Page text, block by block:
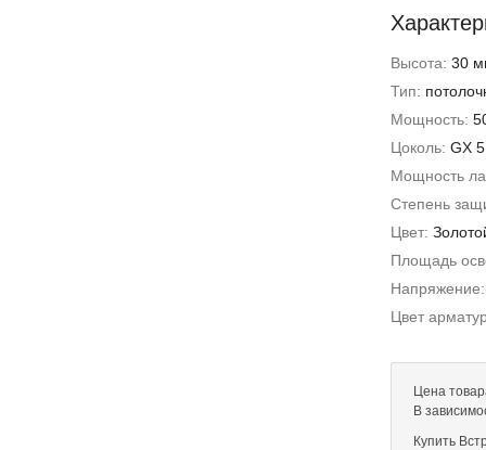
Высота: 30
Тип:
Мощность:
Цоколь: GX
Мощность
Степень
Цвет:
Площадь
Цвет
Цена
В
Купить